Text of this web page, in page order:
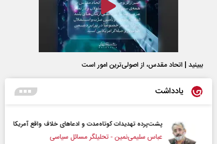
ببینید | اتحاد مقدس، از اصولی‌ترین امور است
یادداشت
پشت‌پرده تهدیدات کوتاه‏‌مدت و ادعا‌های خلاف واقع آمریکا
عباس سلیمی‌نمین - تحلیلگر مسائل سیاسی